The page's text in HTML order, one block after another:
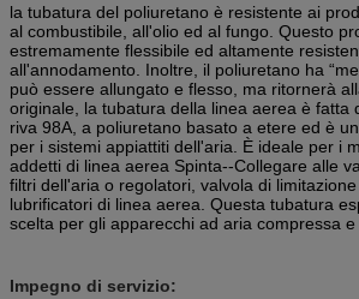
la tubatura del poliuretano è resistente ai
al combustibile, all'olio ed al fungo. Questo
estremamente flessibile ed altamente
all'annodamento. Inoltre, il poliuretano ha
può essere allungato e flesso, ma ritornerà
originale, la tubatura della linea aerea è fatta
riva 98A, a poliuretano basato a etere ed è
per i sistemi appiattiti dell'aria. È ideale per i
addetti di linea aerea Spinta--Collegare alle
filtri dell'aria o regolatori, valvola di
lubrificatori di linea aerea. Questa tubatura
scelta per gli apparecchi ad aria compressa e
Impegno di servizio: